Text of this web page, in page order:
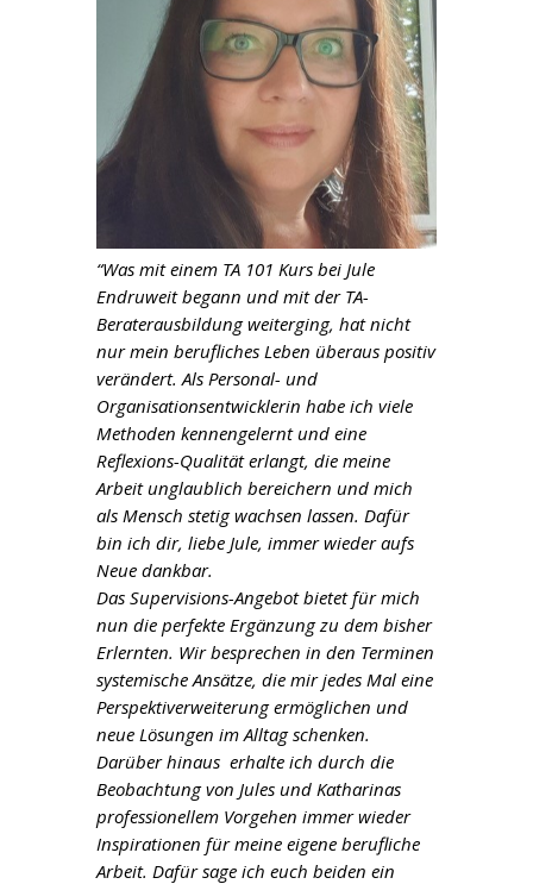
“Was mit einem TA 101 Kurs bei Jule
Endruweit begann und mit der TA-
Beraterausbildung weiterging, hat nicht
nur mein berufliches Leben überaus positiv
verändert. Als Personal- und
Organisationsentwicklerin habe ich viele
Methoden kennengelernt und eine
Reflexions-Qualität erlangt, die meine
Arbeit unglaublich bereichern und mich
als Mensch stetig wachsen lassen. Dafür
bin ich dir, liebe Jule, immer wieder aufs
Neue dankbar.
Das Supervisions-Angebot bietet für mich
nun die perfekte Ergänzung zu dem bisher
Erlernten. Wir besprechen in den Terminen
systemische Ansätze, die mir jedes Mal eine
Perspektiverweiterung ermöglichen und
neue Lösungen im Alltag schenken.
Darüber hinaus erhalte ich durch die
Beobachtung von Jules und Katharinas
professionellem Vorgehen immer wieder
Inspirationen für meine eigene berufliche
Arbeit. Dafür sage ich euch beiden ein